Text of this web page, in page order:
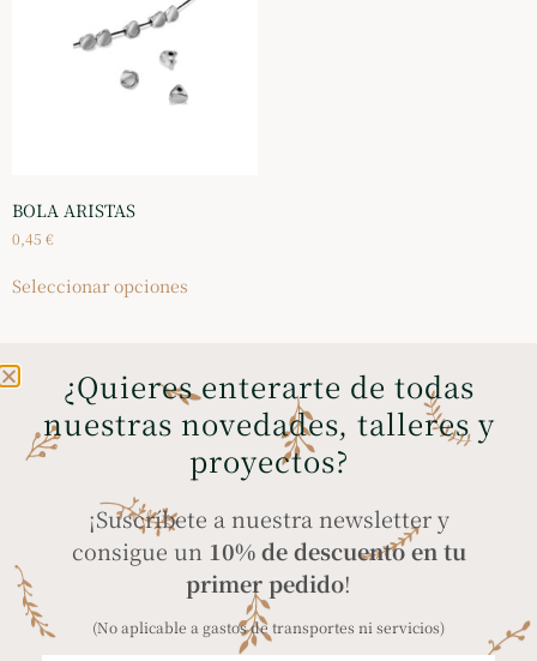
BOLA ARISTAS
0,45 €
Seleccionar opciones
ENVÍOS GRATIS A
PENÍNSULA Y BALEARES
en compras superiores
COMPRA SEGURA
a través de tarjeta
PayPal
ENVÍO A TODO EL
PRODUCTOS
¿Quieres enterarte de todas
nuestras novedades, talleres y
proyectos?
¡Suscríbete a nuestra newsletter y
consigue un 10% de descuento en tu
primer pedido!
(No aplicable a gastos de transportes ni servicios)